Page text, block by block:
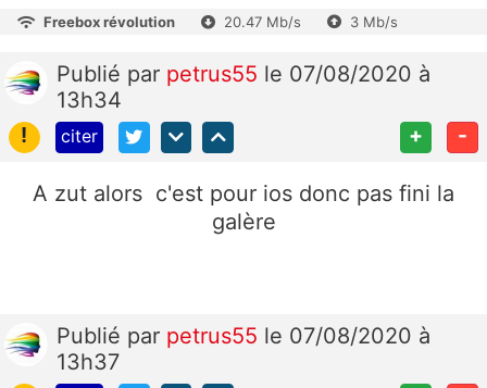
Freebox révolution 20.47 Mb/s 3 Mb/s
Publié par petrus55 le 07/08/2020 à
13h34
!
citer + -
A zut alors c'est pour ios donc pas fini la
galère
Publié par petrus55 le 07/08/2020 à
13h37